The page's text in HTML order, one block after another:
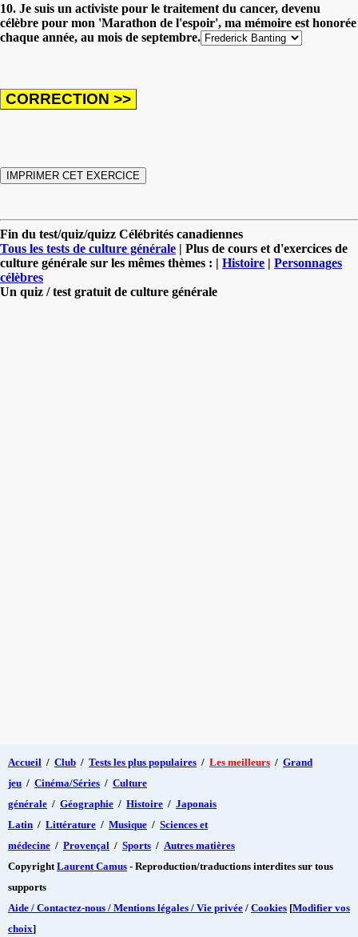
10. Je suis un activiste pour le traitement du cancer, devenu
célèbre pour mon 'Marathon de l'espoir', ma mémoire est honorée
chaque année, au mois de septembre.
Fin du test/quiz/quizz Célébrités canadiennes
Tous les tests de culture générale | Plus de cours et d'exercices de
culture générale sur les mêmes thèmes : | Histoire | Personnages
célèbres
Un quiz / test gratuit de culture générale
Accueil / Club / Tests les plus populaires / Les meilleurs / Grand
jeu / Cinéma/Séries / Culture
générale / Géographie / Histoire / Japonais
Latin / Littérature / Musique / Sciences et
médecine / Provençal / Sports / Autres matières
Copyright Laurent Camus - Reproduction/traductions interdites sur tous
supports
Aide / Contactez-nous / Mentions légales / Vie privée / Cookies [Modifier vos
choix]